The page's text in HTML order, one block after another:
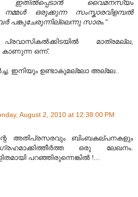
വൈമനസ്യം
നമ്മൾ ഒരുക്കുന്ന സംസ്കാരവിളമ്പൽ
പങ്കുചേരുന്നില്ലെന്നു സാരം."
മാത്രമല്ല,
കാണുന്ന ഒന്ന്.
ഇനിയും ഉണ്ടാകുമല്ലോ അല്ലേ..
August 2, 2010 at 12:38:00 PM
അതിപ്രസരവും ബിംബകല്പനകളും
ഒരു ലേഖനം.
പറഞ്ഞിരുന്നെങ്കില്‍ !...